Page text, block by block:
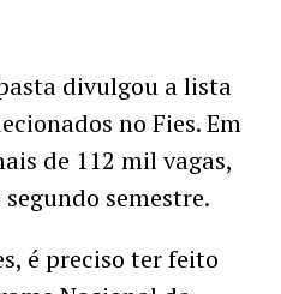
divulgou a lista
no Fies. Em
de 112 mil vagas,
semestre.
é preciso ter feito